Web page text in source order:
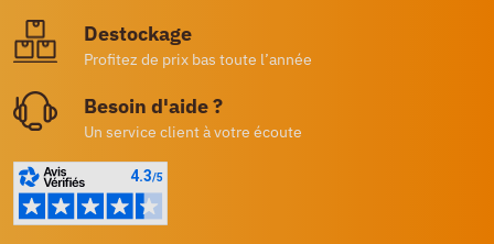
Destockage
Profitez de prix bas toute l’année
Besoin d'aide ?
Un service client à votre écoute